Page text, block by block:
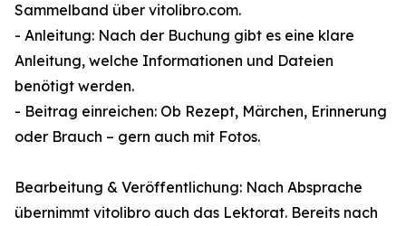
Sammelband über vitolibro.com.
- Anleitung: Nach der Buchung gibt es eine klare
Anleitung, welche Informationen und Dateien
benötigt werden.
- Beitrag einreichen: Ob Rezept, Märchen, Erinnerung
oder Brauch – gern auch mit Fotos.
Bearbeitung & Veröffentlichung: Nach Absprache
übernimmt vitolibro auch das Lektorat. Bereits nach